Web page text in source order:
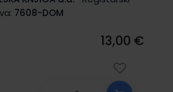
7608-DOM
13,00 €